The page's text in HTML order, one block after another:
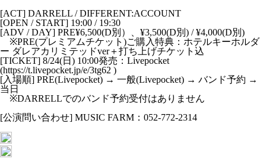
[ACT] DARRELL / DIFFERENT:ACCOUNT
[OPEN / START] 19:00 / 19:30
[ADV / DAY] PRE¥6,500(D別）、¥3,500(D別) / ¥4,000(D別)
※PRE(プレミアムチケット)ご購入特典：ホテルキーホルダ
ー ダレアカリミテッドver＋打ち上げチケット込
[TICKET] 8/24(日) 10:00発売：Livepocket
(https://t.livepocket.jp/e/3tg62 )
[入場順] PRE(Livepocket) → 一般(Livepocket) → バンド予約 →
当日
※DARRELLでのバンド予約受付はありません
[公演問い合わせ] MUSIC FARM：052-772-2314